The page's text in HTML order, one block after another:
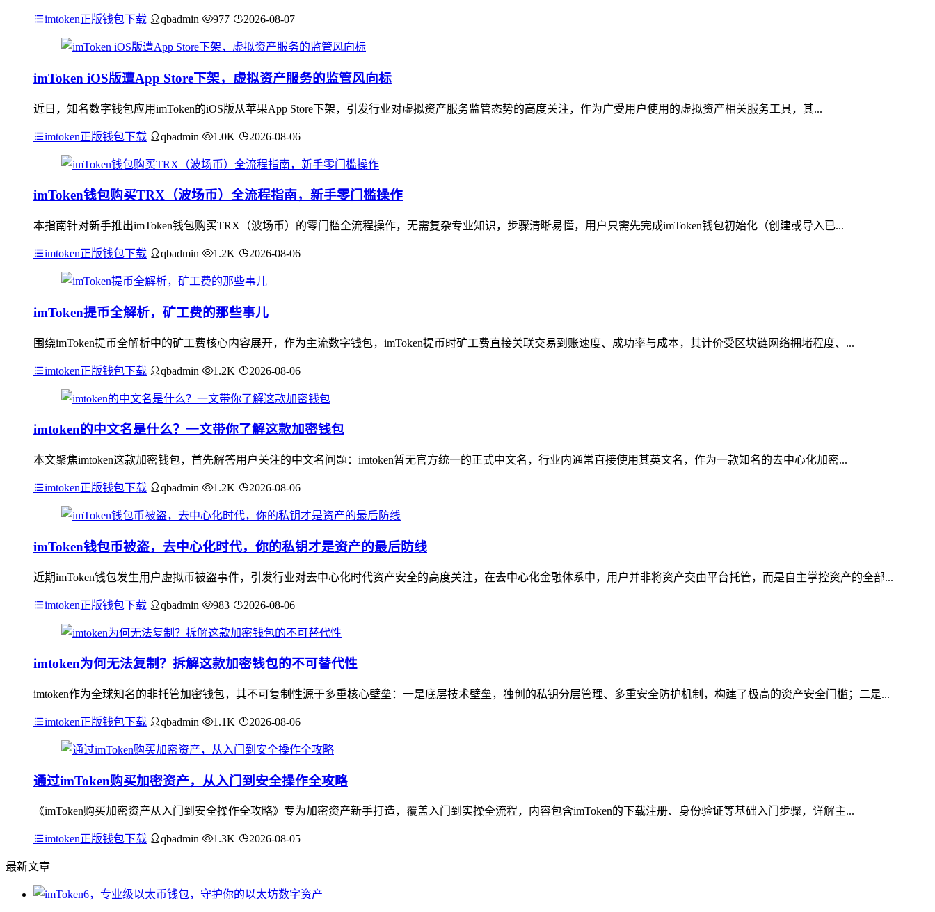
imtoken正版钱包下载 qbadmin 977 2026-08-07
imToken iOS版遭App Store下架，虚拟资产服务的监管风向标
近日，知名数字钱包应用imToken的iOS版从苹果App Store下架，引发行业对虚拟资产服务监管态势的高度关注，作为广受用户使用的虚拟资产相关服务工具，其...
imtoken正版钱包下载 qbadmin 1.0K 2026-08-06
imToken钱包购买TRX（波场币）全流程指南，新手零门槛操作
本指南针对新手推出imToken钱包购买TRX（波场币）的零门槛全流程操作，无需复杂专业知识，步骤清晰易懂，用户只需先完成imToken钱包初始化（创建或导入已...
imtoken正版钱包下载 qbadmin 1.2K 2026-08-06
imToken提币全解析，矿工费的那些事儿
围绕imToken提币全解析中的矿工费核心内容展开，作为主流数字钱包，imToken提币时矿工费直接关联交易到账速度、成功率与成本，其计价受区块链网络拥堵程度、...
imtoken正版钱包下载 qbadmin 1.2K 2026-08-06
imtoken的中文名是什么？一文带你了解这款加密钱包
本文聚焦imtoken这款加密钱包，首先解答用户关注的中文名问题：imtoken暂无官方统一的正式中文名，行业内通常直接使用其英文名，作为一款知名的去中心化加密...
imtoken正版钱包下载 qbadmin 1.2K 2026-08-06
imToken钱包币被盗，去中心化时代，你的私钥才是资产的最后防线
近期imToken钱包发生用户虚拟币被盗事件，引发行业对去中心化时代资产安全的高度关注，在去中心化金融体系中，用户并非将资产交由平台托管，而是自主掌控资产的全部...
imtoken正版钱包下载 qbadmin 983 2026-08-06
imtoken为何无法复制？拆解这款加密钱包的不可替代性
imtoken作为全球知名的非托管加密钱包，其不可复制性源于多重核心壁垒：一是底层技术壁垒，独创的私钥分层管理、多重安全防护机制，构建了极高的资产安全门槛；二是...
imtoken正版钱包下载 qbadmin 1.1K 2026-08-06
通过imToken购买加密资产，从入门到安全操作全攻略
《imToken购买加密资产从入门到安全操作全攻略》专为加密资产新手打造，覆盖入门到实操全流程，内容包含imToken的下载注册、身份验证等基础入门步骤，详解主...
imtoken正版钱包下载 qbadmin 1.3K 2026-08-05
最新文章